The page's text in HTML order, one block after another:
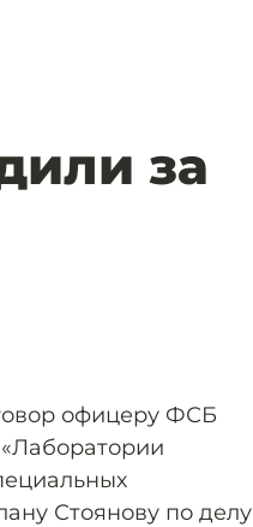
за
офицеру ФСБ
Стоянову по делу